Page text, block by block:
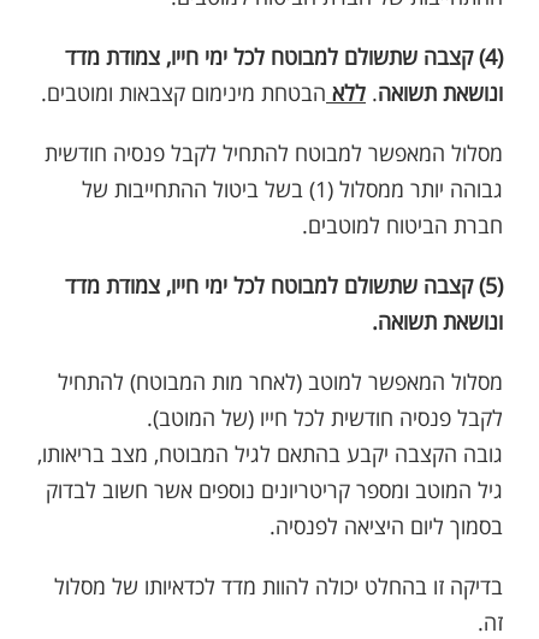
(4) קצבה שתשולם למבוטח לכל ימי חייו, צמודת מדד
ונושאת תשואה. ללא הבטחת מינימום קצבאות ומוטבים.
מסלול המאפשר למבוטח להתחיל לקבל פנסיה חודשית
גבוהה יותר ממסלול (1) בשל ביטול ההתחייבות של
חברת הביטוח למוטבים.
(5) קצבה שתשולם למבוטח לכל ימי חייו, צמודת מדד
ונושאת תשואה.
מסלול המאפשר למוטב (לאחר מות המבוטח) להתחיל
לקבל פנסיה חודשית לכל חייו (של המוטב).
גובה הקצבה יקבע בהתאם לגיל המבוטח, מצב בריאותו,
גיל המוטב ומספר קריטריונים נוספים אשר חשוב לבדוק
בסמוך ליום היציאה לפנסיה.
בדיקה זו בהחלט יכולה להוות מדד לכדאיותו של מסלול
זה.